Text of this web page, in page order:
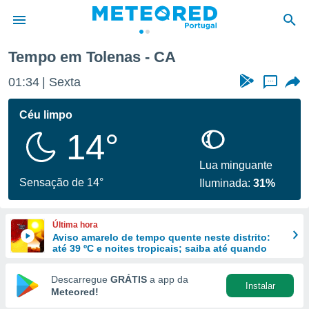
da
foi
fornecidas
a este
das
e
forma
digital
Tempo em Tolenas - CA
01:34 Sexta ...
Céu limpo
14°
Sensação de 14°
Lua minguante
Iluminada:31%
Última hora
Aviso amarelo de tempo quente neste distrito:
até 39 ºC e noites tropicais; saiba até quando
Descarregue GRÁTIS a app da
Meteored!
Instalar